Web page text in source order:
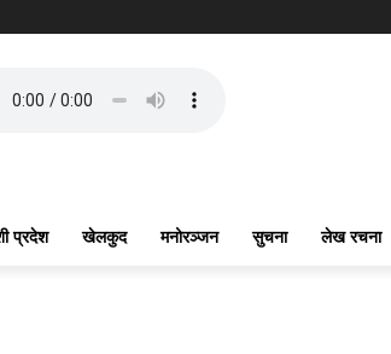
प्रदेश खेलकुद मनोरञ्जन सुचना लेख रचना